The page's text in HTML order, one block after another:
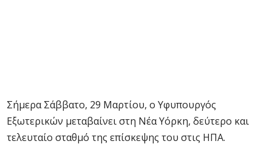
Σήμερα Σάββατο, 29 Μαρτίου, ο Υφυπουργός
Εξωτερικών μεταβαίνει στη Νέα Υόρκη, δεύτερο και
τελευταίο σταθμό της επίσκεψης του στις ΗΠΑ.